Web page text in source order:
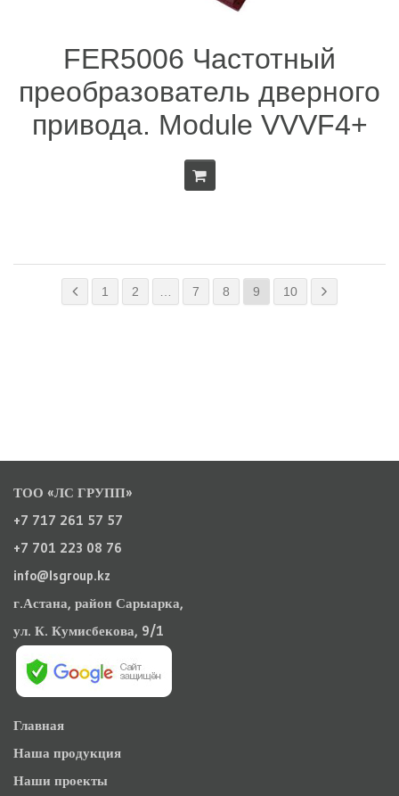
FER5006 Частотный
преобразователь дверного
привода. Module VVVF4+
1 2 7 8 9 10
ТОО «ЛС ГРУПП»
+7 717 261 57 57
+7 701 223 08 76
info@lsgroup.kz
г.Астана, район Сарыарка,
ул. К. Кумисбекова, 9/1
Главная
Наша продукция
Наши проекты